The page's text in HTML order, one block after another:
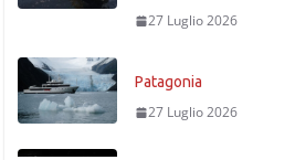
27 Luglio 2026
La fisica
27 Luglio 2026